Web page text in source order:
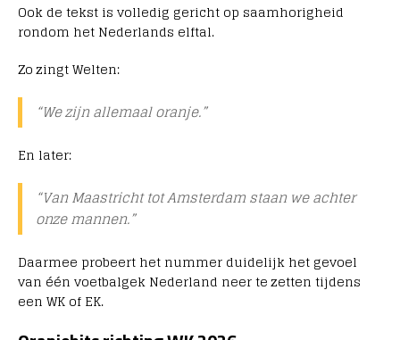
Ook de tekst is volledig gericht op saamhorigheid
rondom het Nederlands elftal.
Zo zingt Welten:
“We zijn allemaal oranje.”
En later:
“Van Maastricht tot Amsterdam staan we achter
onze mannen.”
Daarmee probeert het nummer duidelijk het gevoel
van één voetbalgek Nederland neer te zetten tijdens
een WK of EK.